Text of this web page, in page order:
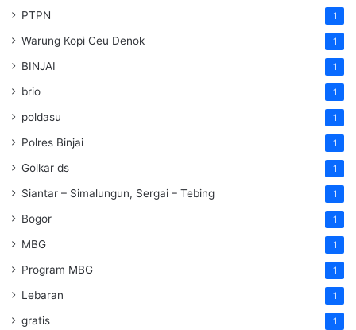
PTPN 1
Warung Kopi Ceu Denok 1
BINJAI 1
brio 1
poldasu 1
Polres Binjai 1
Golkar ds 1
Siantar – Simalungun, Sergai – Tebing 1
Bogor 1
MBG 1
Program MBG 1
Lebaran 1
gratis 1